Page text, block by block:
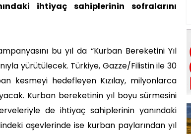
ihtiyaç sahiplerinin sofralarını
bu yıl da “Kurban Bereketini Yıl
yürütülecek. Türkiye, Gazze/Filistin ile 30
kesmeyi hedefleyen Kızılay, milyonlarca
Kurban bereketinin yıl boyu sürmesini
de ihtiyaç sahiplerinin yanındaki
aşevlerinde ise kurban paylarından yıl